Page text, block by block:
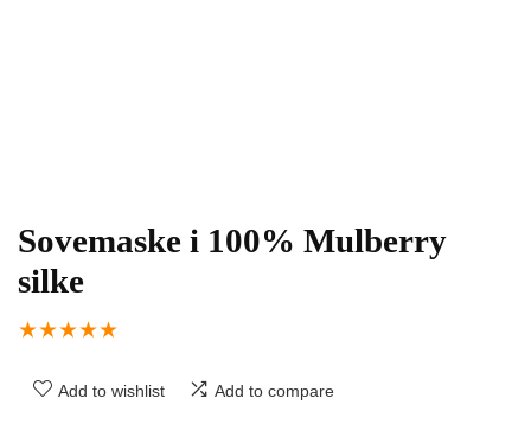
Sovemaske i 100% Mulberry
silke
★★★★★
Add to wishlist Add to compare